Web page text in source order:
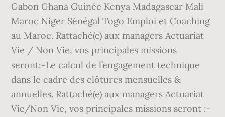
Gabon Ghana Guinée Kenya Madagascar Mali
Maroc Niger Sénégal Togo Emploi et Coaching
au Maroc. Rattaché(e) aux managers Actuariat
Vie / Non Vie, vos principales missions
seront:-Le calcul de l’engagement technique
dans le cadre des clôtures mensuelles &
annuelles. Rattaché(e) aux managers Actuariat
Vie/Non Vie, vos principales missions seront :-